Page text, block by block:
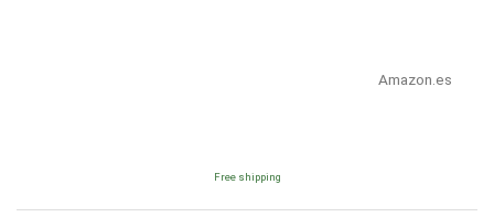
Amazon.es
Free shipping